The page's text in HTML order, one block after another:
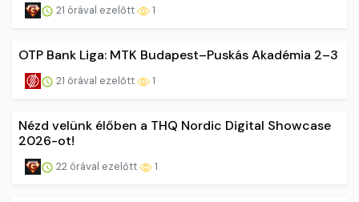
21 órával ezelőtt 1
OTP Bank Liga: MTK Budapest–Puskás Akadémia 2–3
21 órával ezelőtt 1
Nézd velünk élőben a THQ Nordic Digital Showcase
2026-ot!
22 órával ezelőtt 1